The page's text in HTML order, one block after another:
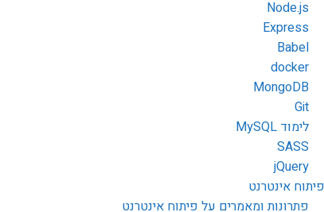
Node.js
Express
Babel
docker
MongoDB
Git
לימוד MySQL
SASS
jQuery
פיתוח אינטרנט
פתרונות ומאמרים על פיתוח אינטרנט